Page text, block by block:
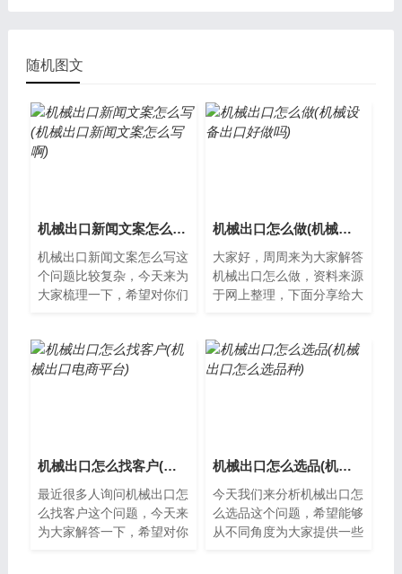
随机图文
机械出口新闻文案怎么写(机械出口新闻文案怎么写啊)
机械出口新闻文案怎么写这
个问题比较复杂，今天来为
大家梳理一下，希望对你们
外贸易的一...
机械出口怎么做(机械设备出口好做吗)
大家好，周周来为大家解答
机械出口怎么做，资料来源
于网上整理，下面分享给大
内生产的机...
机械出口怎么找客户(机械出口电商平台)
最近很多人询问机械出口怎
么找客户这个问题，今天来
为大家解答一下，希望对你
机械出口怎么选品(机械出口怎么选品种)
今天我们来分析机械出口怎
么选品这个问题，希望能够
从不同角度为大家提供一些